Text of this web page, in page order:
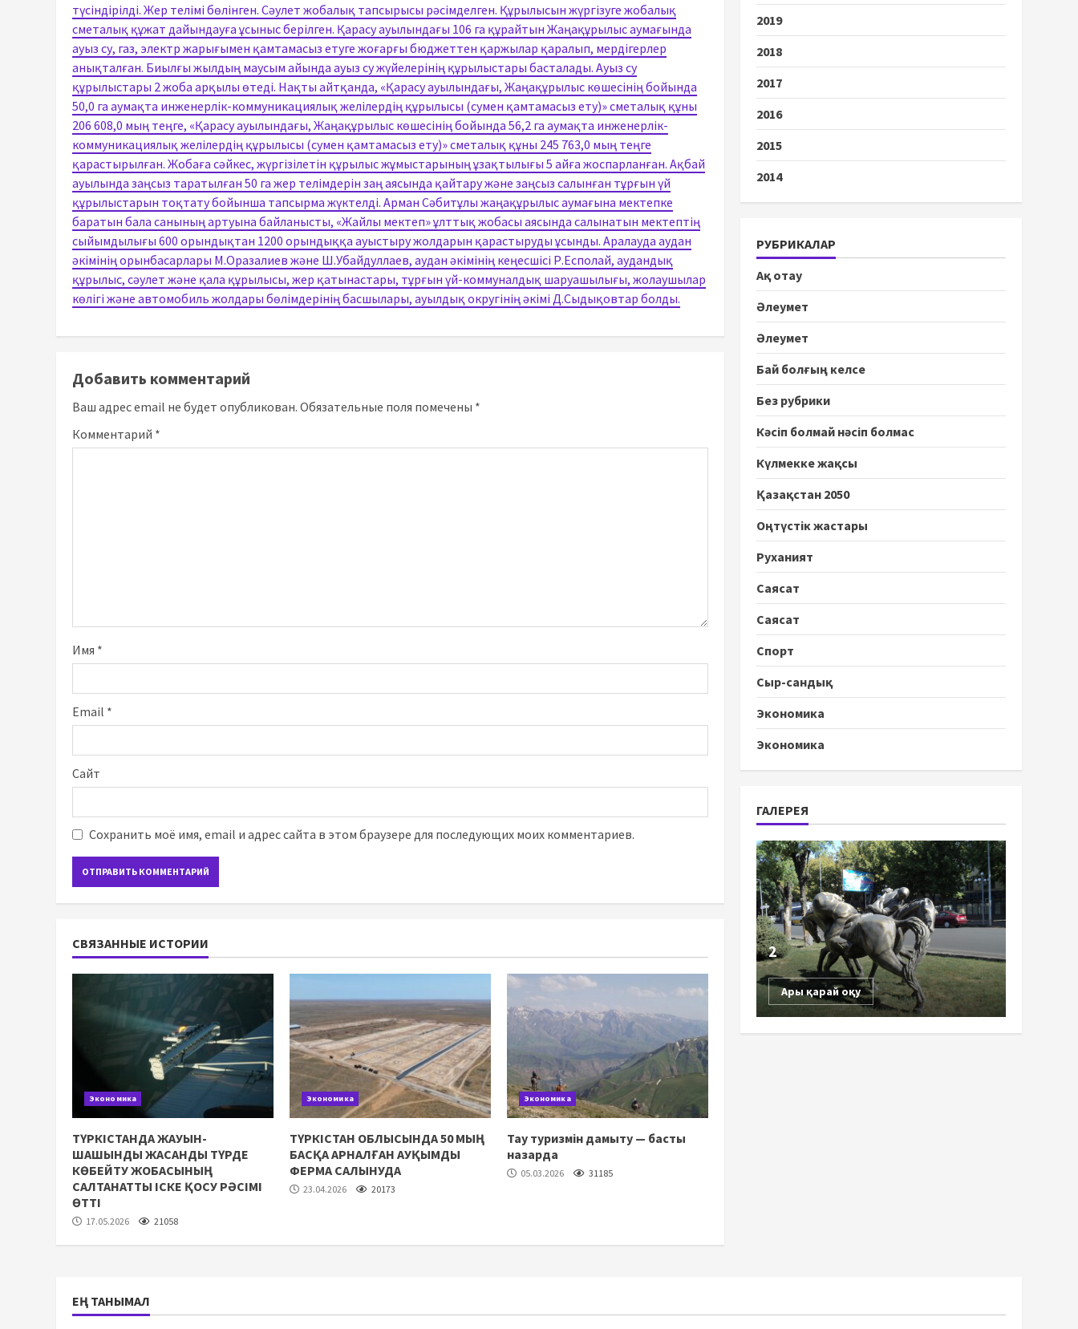
түсіндірілді. Жер телімі бөлінген. Сәулет жобалық тапсырысы рәсімделген. Құрылысын жүргізуге жобалық
сметалық құжат дайындауға ұсыныс берілген. Қарасу ауылындағы 106 га құрайтын Жаңақұрылыс аумағында
ауыз су, газ, электр жарығымен қамтамасыз етуге жоғарғы бюджеттен қаржылар қаралып, мердігерлер
анықталған. Биылғы жылдың маусым айында ауыз су жүйелерінің құрылыстары басталады. Ауыз су
құрылыстары 2 жоба арқылы өтеді. Нақты айтқанда, «Қарасу ауылындағы, Жаңақұрылыс көшесінің бойында
50,0 га аумақта инженерлік-коммуникациялық желілердің құрылысы (сумен қамтамасыз ету)» сметалық құны
206 608,0 мың теңге, «Қарасу ауылындағы, Жаңақұрылыс көшесінің бойында 56,2 га аумақта инженерлік-
коммуникациялық желілердің құрылысы (сумен қамтамасыз ету)» сметалық құны 245 763,0 мың теңге
қарастырылған. Жобаға сәйкес, жүргізілетін құрылыс жұмыстарының ұзақтылығы 5 айға жоспарланған. Ақбай
ауылында заңсыз таратылған 50 га жер телімдерін заң аясында қайтару және заңсыз салынған тұрғын үй
құрылыстарын тоқтату бойынша тапсырма жүктелді. Арман Сәбитұлы жаңақұрылыс аумағына мектепке
баратын бала санының артуына байланысты, «Жайлы мектеп» ұлттық жобасы аясында салынатын мектептің
сыйымдылығы 600 орындықтан 1200 орындыққа ауыстыру жолдарын қарастыруды ұсынды. Аралауда аудан
әкімінің орынбасарлары М.Оразалиев және Ш.Убайдуллаев, аудан әкімінің кеңесшісі Р.Есполай, аудандық
құрылыс, сәулет және қала құрылысы, жер қатынастары, тұрғын үй-коммуналдық шаруашылығы, жолаушылар
көлігі және автомобиль жолдары бөлімдерінің басшылары, ауылдық округінің әкімі Д.Сыдықовтар болды.
Добавить комментарий
Ваш адрес email не будет опубликован. Обязательные поля помечены *
Комментарий *
Имя *
Email *
Сайт
Сохранить моё имя, email и адрес сайта в этом браузере для последующих моих комментариев.
СВЯЗАННЫЕ ИСТОРИИ
Экономика
ТҮРКІСТАНДА ЖАУЫН-
ШАШЫНДЫ ЖАСАНДЫ ТҮРДЕ
КӨБЕЙТУ ЖОБАСЫНЫҢ
САЛТАНАТТЫ ІСКЕ ҚОСУ РӘСІМІ
ӨТТІ
17.05.2026 21058
Экономика
ТҮРКІСТАН ОБЛЫСЫНДА 50 МЫҢ
БАСҚА АРНАЛҒАН АУҚЫМДЫ
ФЕРМА САЛЫНУДА
23.04.2026 20173
Экономика
Тау туризмін дамыту — басты
назарда
05.03.2026 31185
2019
2018
2017
2016
2015
2014
РУБРИКАЛАР
Ақ отау
Әлеумет
Әлеумет
Бай болғың келсе
Без рубрики
Кәсіп болмай нәсіп болмас
Күлмекке жақсы
Қазақстан 2050
Оңтүстік жастары
Руханият
Саясат
Саясат
Спорт
Сыр-сандық
Экономика
Экономика
ГАЛЕРЕЯ
2
Ары қарай оқу
ЕҢ ТАНЫМАЛ